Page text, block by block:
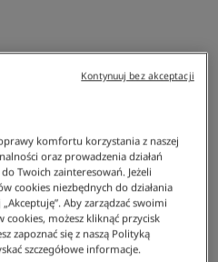
Kąpielówki Męskie
komfortu korzystania z naszej
oraz prowadzenia działań
Twoich zainteresowań. Jeżeli
cookies niezbędnych do działania
Aby zarządzać swoimi
możesz kliknąć przycisk
zapoznać się z naszą Polityką
szczegółowe informacje.
Kontynuuj bez akceptacji